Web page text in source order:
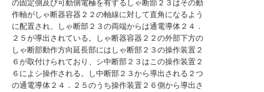
の固定側及び可動側電極を有するしゃ断部２３はその動
作軸がしゃ断器容器２２の軸線に対して直角になるよう
に配置され、しゃ断部２３の両端からは通電導体２４．
２５が導出されている。しゃ断器容器２２の外部下方の
しゃ断部動作方向延長部にはしゃ断部２３の操作装置２
６が取付けられており、シ中断部２３はこの操作装置２
６によシ操作される。し中断部２３から導出される２つ
の通電導体２４．２５のうち操作装置２６側から導出さ